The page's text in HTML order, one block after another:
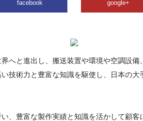
facebook google+
へと進出し、搬送装置や環境や空調設
技術力と豊富な知識を駆使し、日本の
、豊富な製作実績と知識を活かして顧